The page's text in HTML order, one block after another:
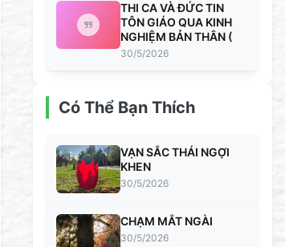
THI CA VÀ ĐỨC TIN
TÔN GIÁO QUA KINH
NGHIỆM BẢN THÂN (
30/5/2026
Có Thể Bạn Thích
VẠN SẮC THÁI NGỢI
KHEN
30/5/2026
CHẠM MẮT NGÀI
30/5/2026